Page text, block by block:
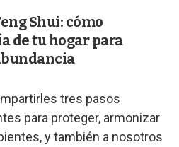
Shui: cómo
de tu hogar para
tres pasos
para proteger, armonizar
y también a nosotros